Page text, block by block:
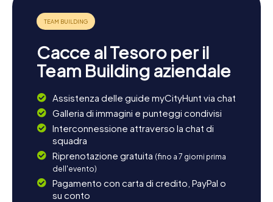
numerose possibilità per rendere la vostra giornata varia e
interessante.
Lasciatevi ispirare dalle cacce al tesoro di myCityHunt a
Heston e scoprite i tesori nascosti di questa affascinante
città. Che si tratti di storia, cultura o semplicemente del
a tutti!
Cacce al Tesoro per il
Team Building aziendale
Assistenza delle guide myCityHunt via chat
Galleria di immagini e punteggi condivisi
Interconnessione attraverso la chat di
squadra
Riprenotazione gratuita (fino a 7 giorni prima
dell'evento)
Pagamento con carta di credito, PayPal o
su conto